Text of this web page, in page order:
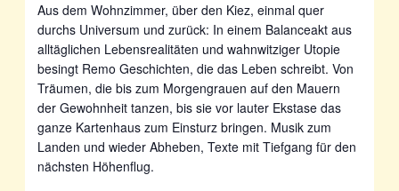
Aus dem Wohnzimmer, über den Kiez, einmal quer
durchs Universum und zurück: In einem Balanceakt aus
alltäglichen Lebensrealitäten und wahnwitziger Utopie
besingt Remo Geschichten, die das Leben schreibt. Von
Träumen, die bis zum Morgengrauen auf den Mauern
der Gewohnheit tanzen, bis sie vor lauter Ekstase das
ganze Kartenhaus zum Einsturz bringen. Musik zum
Landen und wieder Abheben, Texte mit Tiefgang für den
nächsten Höhenflug.